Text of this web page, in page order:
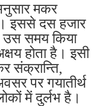
मकर
इससे दस हजार
उस समय किया
होता है। इसी
संक्रान्ति,
पर गयातीर्थ
में दुर्लभ है।